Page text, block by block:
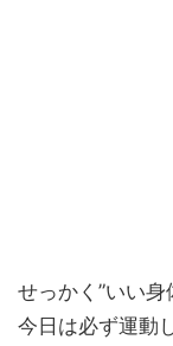
せっかく”いい身
今日は必ず運動